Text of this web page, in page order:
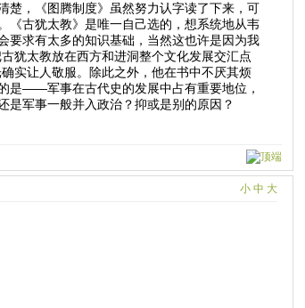
楚，《图腾制度》虽然努力认字读了下来，可
《古犹太教》是唯一自己选的，想系统地从韦
要求有太多的知识基础，当然这也许是因为我
犹太教放在西方和进洞整个文化发展交汇点
实让人敬服。除此之外，他在书中不厌其烦
是——军事在古代史的发展中占有重要地位，
是军事一般并入政治？抑或是别的原因？
小 中 大